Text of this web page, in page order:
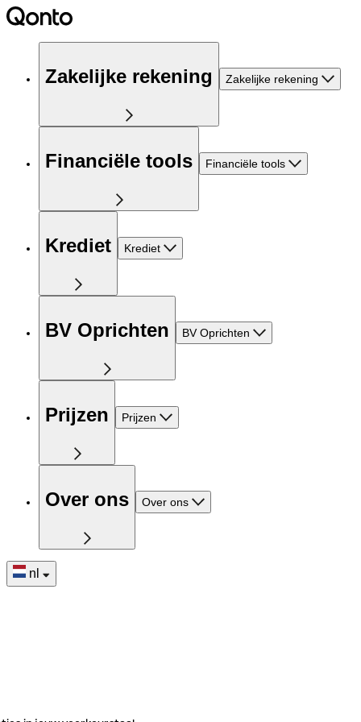
Zakelijke rekening Zakelijke rekening
Financiële tools Financiële tools
Krediet Krediet
BV Oprichten BV Oprichten
Prijzen Prijzen
Over ons Over ons
nl